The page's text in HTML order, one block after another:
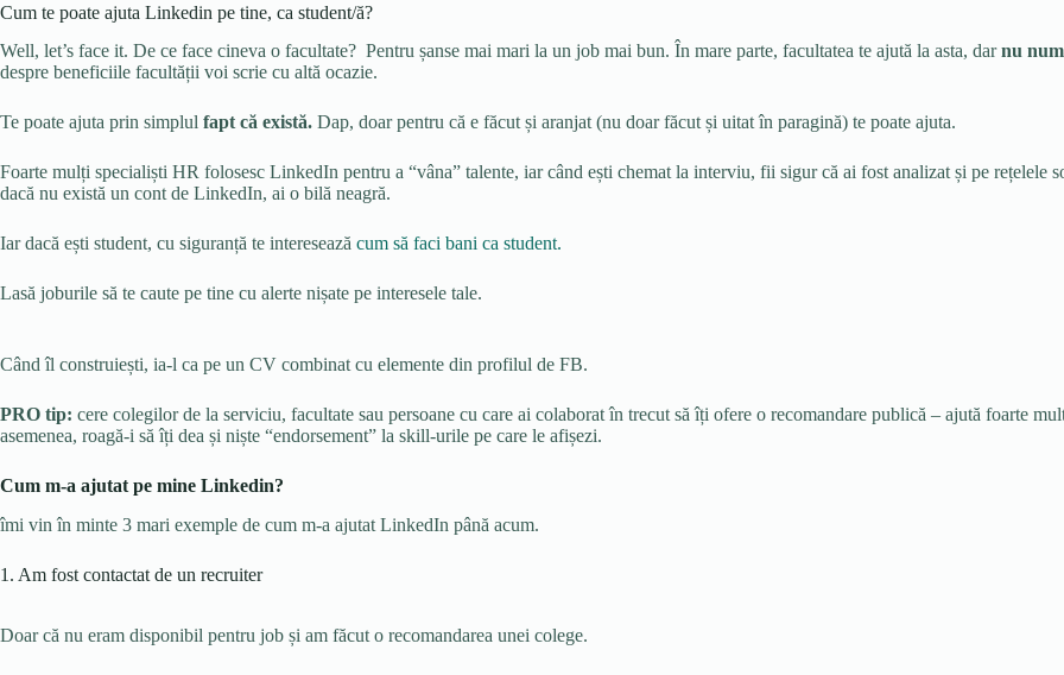
Cum te poate ajuta Linkedin pe tine, ca student/ă?
Well, let’s face it. De ce face cineva o facultate? Pentru șanse mai mari la un job mai bun. În mare parte, facultatea te ajută la asta, darnu
despre beneficiile facultății voi scrie cu altă ocazie.
Te poate ajuta prin simplul fapt că există. Dap, doar pentru că e făcut și aranjat (nu doar făcut și uitat în paragină) te poate ajuta.
Foarte mulți specialiști HR folosesc LinkedIn pentru a “vâna” talente, iar când ești chemat la interviu, fii sigur că ai fost analizat și pe rețelele
dacă nu există un cont de LinkedIn, ai o bilă neagră.
Iar dacă ești student, cu siguranță te interesează cum să faci bani ca student.
Lasă joburile să te caute pe tine cu alerte nișate pe interesele tale.
Când îl construiești, ia-l ca pe un CV combinat cu elemente din profilul de FB.
PRO tip: cere colegilor de la serviciu, facultate sau persoane cu care ai colaborat în trecut să îți ofere o recomandare publică – ajută foarte
asemenea, roagă-i să îți dea și niște “endorsement” la skill-urile pe care le afișezi.
Cum m-a ajutat pe mine Linkedin?
îmi vin în minte 3 mari exemple de cum m-a ajutat LinkedIn până acum.
1. Am fost contactat de un recruiter
Doar că nu eram disponibil pentru job și am făcut o recomandarea unei colege.